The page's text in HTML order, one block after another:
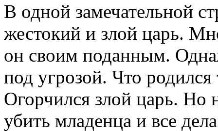
В одной замечательной
жестокий и злой царь.
он своим поданным.
под угрозой. Что
Огорчился злой царь. Но
убить младенца и все